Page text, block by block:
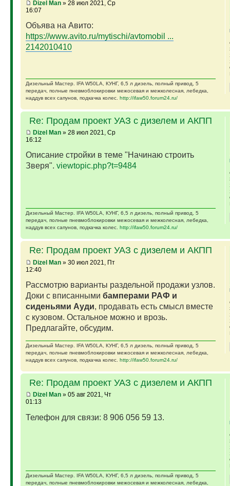
Dizel Man» 28 июл 2021, Ср
16:07
Объява на Авито:
https://www.avito.ru/mytischi/avtomobil ...
2142010410
Дизельный Мастер. IFA W50LA, КУНГ, 6,5 л дизель, полный привод, 5
передач, полные пневмоблокировки межосевая и межколесная, лебедка,
наддув всех сапунов, подкачка колес. http://ifaw50.forum24.ru/
Re: Продам проект УАЗ с дизелем и АКПП
Dizel Man» 28 июл 2021, Ср
16:12
Описание стройки в теме "Начинаю строить
Зверя". viewtopic.php?t=9484
Дизельный Мастер. IFA W50LA, КУНГ, 6,5 л дизель, полный привод, 5
передач, полные пневмоблокировки межосевая и межколесная, лебедка,
наддув всех сапунов, подкачка колес. http://ifaw50.forum24.ru/
Re: Продам проект УАЗ с дизелем и АКПП
Dizel Man» 30 июл 2021, Пт
12:40
Рассмотрю варианты раздельной продажи узлов.
Доки с вписанными бамперами РАФ и
сиденьями Ауди, продавать есть смысл вместе
с кузовом. Остальное можно и врозь.
Предлагайте, обсудим.
Дизельный Мастер. IFA W50LA, КУНГ, 6,5 л дизель, полный привод, 5
передач, полные пневмоблокировки межосевая и межколесная, лебедка,
наддув всех сапунов, подкачка колес. http://ifaw50.forum24.ru/
Re: Продам проект УАЗ с дизелем и АКПП
Dizel Man» 05 авг 2021, Чт
01:13
Телефон для связи: 8 906 056 59 13.
Дизельный Мастер. IFA W50LA, КУНГ, 6,5 л дизель, полный привод, 5
передач, полные пневмоблокировки межосевая и межколесная, лебедка,